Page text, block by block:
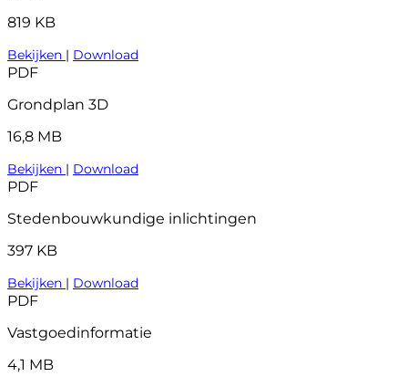
819 KB
Bekijken | Download
PDF
Grondplan 3D
16,8 MB
Bekijken | Download
PDF
Stedenbouwkundige inlichtingen
397 KB
Bekijken | Download
PDF
Vastgoedinformatie
4,1 MB